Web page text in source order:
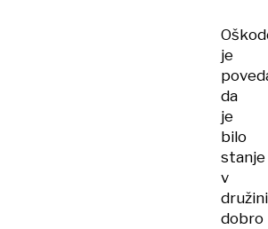
je
da
je
bilo
stanje
v
družini
dobro